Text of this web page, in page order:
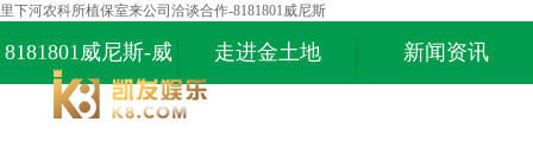
里下河农科所植保室来公司洽谈合作-8181801威尼斯
8181801威尼斯-威
尼斯87978797
走进金土地 新闻资讯